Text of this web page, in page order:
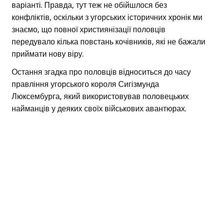
варіанті. Правда, тут теж не обійшлося без
конфліктів, оскільки з угорських історичних хронік ми
знаємо, що повної християнізації половців
передувало кілька повстань кочівників, які не бажали
приймати нову віру.
Остання згадка про половців відноситься до часу
правління угорського короля Сигізмунда
Люксембурга, який використовував половецьких
найманців у деяких своїх військових авантюрах.